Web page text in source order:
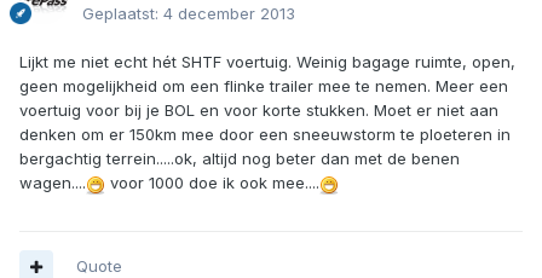
Geplaatst: 4 december 2013
Lijkt me niet echt hét SHTF voertuig. Weinig bagage ruimte, open,
geen mogelijkheid om een flinke trailer mee te nemen. Meer een
voertuig voor bij je BOL en voor korte stukken. Moet er niet aan
denken om er 150km mee door een sneeuwstorm te ploeteren in
bergachtig terrein.....ok, altijd nog beter dan met de benen
wagen....
voor 1000 doe ik ook mee....
Quote